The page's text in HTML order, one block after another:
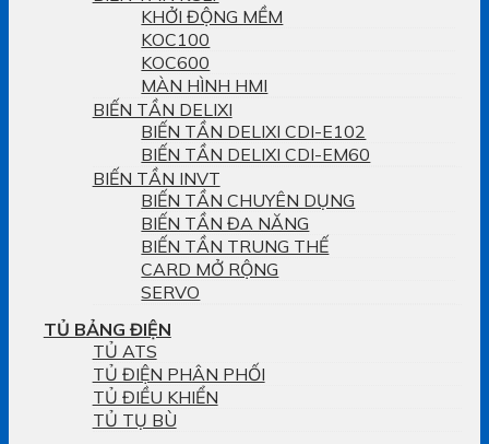
KHỞI ĐỘNG MỀM
KOC100
KOC600
MÀN HÌNH HMI
BIẾN TẦN DELIXI
BIẾN TẦN DELIXI CDI-E102
BIẾN TẦN DELIXI CDI-EM60
BIẾN TẦN INVT
BIẾN TẦN CHUYÊN DỤNG
BIẾN TẦN ĐA NĂNG
BIẾN TẦN TRUNG THẾ
CARD MỞ RỘNG
SERVO
TỦ BẢNG ĐIỆN
TỦ ATS
TỦ ĐIỆN PHÂN PHỐI
TỦ ĐIỀU KHIỂN
TỦ TỤ BÙ